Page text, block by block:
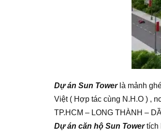
Dự án Sun Towerlà mảnh
Việt ( Hợp tác cùng N.H.O ) ,
TP.HCM – LONG THÀNH –
Dự án căn hộ Sun Towertích